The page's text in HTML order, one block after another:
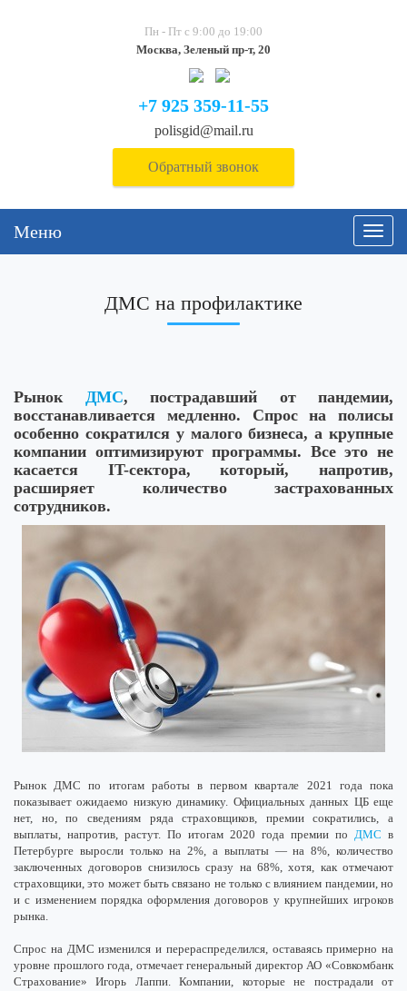
Пн - Пт с 9:00 до 19:00
Москва, Зеленый пр-т, 20
+7 925 359-11-55
polisgid@mail.ru
Обратный звонок
Меню
ДМС на профилактике
Рынок ДМС, пострадавший от пандемии,
восстанавливается медленно. Спрос на полисы
особенно сократился у малого бизнеса, а крупные
компании оптимизируют программы. Все это не
касается IT-сектора, который, напротив,
расширяет количество застрахованных
сотрудников.
Рынок ДМС по итогам работы в первом квартале 2021 года пока
показывает ожидаемо низкую динамику. Официальных данных ЦБ еще
нет, но, по сведениям ряда страховщиков, премии сократились, а
выплаты, напротив, растут. По итогам 2020 года премии по ДМС в
Петербурге выросли только на 2%, а выплаты — на 8%, количество
заключенных договоров снизилось сразу на 68%, хотя, как отмечают
страховщики, это может быть связано не только с влиянием пандемии, но
и с изменением порядка оформления договоров у крупнейших игроков
рынка.
Спрос на ДМС изменился и перераспределился, оставаясь примерно на
уровне прошлого года, отмечает генеральный директор АО «Совкомбанк
Страхование» Игорь Лаппи. Компании, которые не пострадали от